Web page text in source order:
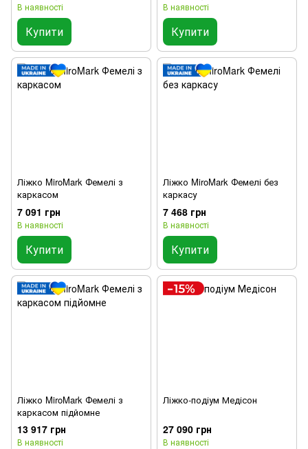
В наявності
Купити
В наявності
Купити
Ліжко MiroMark Фемелі з
каркасом
7 091 грн
В наявності
Купити
Ліжко MiroMark Фемелі без
каркасу
7 468 грн
В наявності
Купити
Ліжко MiroMark Фемелі з
каркасом підйомне
13 917 грн
В наявності
Ліжко-подіум Медісон
27 090 грн
В наявності